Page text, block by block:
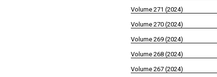
Volume 271 (2024)
Volume 270 (2024)
Volume 269 (2024)
Volume 268 (2024)
Volume 267 (2024)